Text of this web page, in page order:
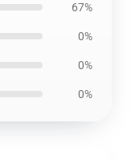
67%
0%
0%
0%